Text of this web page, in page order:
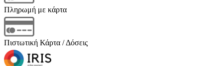
Πληρωμή με κάρτα
Πιστωτική Κάρτα / Δόσεις